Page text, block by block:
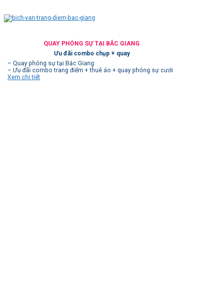
QUAY PHÓNG SỰ TẠI BẮC GIANG
Ưu đãi combo chụp + quay
– Quay phóng sự tại Bắc Giang
– Ưu đãi combo trang điểm + thuê áo + quay phóng sự cưới
Xem chi tiết